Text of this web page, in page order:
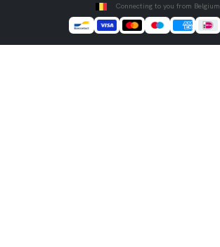
Connecting to you from Belgium